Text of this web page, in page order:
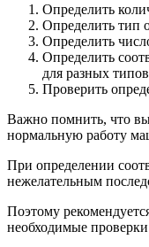
Определить
Определить тип
Определить
Определить
для разных
Проверить
Важно помнить, что
нормальную работу
При определении
нежелательным
Поэтому
необходимые